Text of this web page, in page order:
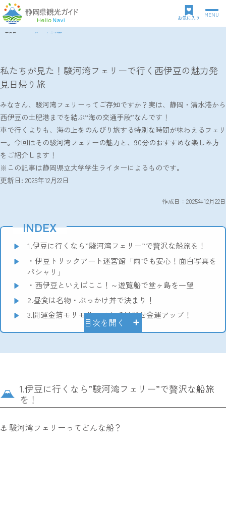
グ
ロ
ナ
ー
ン
お気に入り MENU
ク
ズ
リ
ト
TOP
レポート記事
私たちが見た！駿河湾フェリーで行く西伊豆の魅力発
見日帰り旅
みなさん、駿河湾フェリーってご存知ですか？実は、静岡・清水港から
西伊豆の土肥港までを結ぶ“海の交通手段”なんです！
車で行くよりも、海の上をのんびり旅する特別な時間が味わえるフェリ
ー。今回はその駿河湾フェリーの魅力と、90分のおすすめな楽しみ方
をご紹介します！
※この記事は静岡県立大学学生ライターによるものです。
更新日: 2025年12月22日
作成日：2025年12月22日
目次を開く
INDEX
1.伊豆に行くなら”駿河湾フェリー”で贅沢な船旅を！
・伊豆トリックアート迷宮館「雨でも安心！面白写真を
パシャリ」
・西伊豆といえばここ！～遊覧船で堂ヶ島を一望
2.昼食は名物・ぶっかけ丼で決まり！
3.開運金箔モリモリソフトで目指せ金運アップ！
1.伊豆に行くなら”駿河湾フェリー”で贅沢な船旅
を！
⚓ 駿河湾フェリーってどんな船？